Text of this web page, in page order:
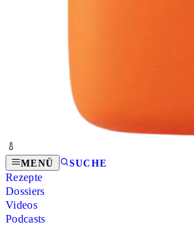
MENÜ SUCHE
Rezepte
Dossiers
Videos
Podcasts